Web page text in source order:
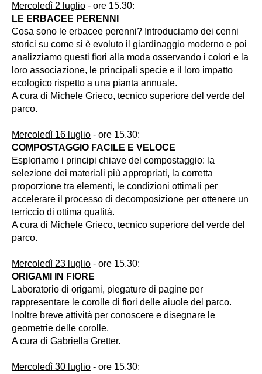
Mercoledì 2 luglio - ore 15.30:
LE ERBACEE PERENNI
Cosa sono le erbacee perenni? Introduciamo dei cenni
storici su come si è evoluto il giardinaggio moderno e poi
analizziamo questi fiori alla moda osservando i colori e la
loro associazione, le principali specie e il loro impatto
ecologico rispetto a una pianta annuale.
A cura di Michele Grieco, tecnico superiore del verde del
parco.
Mercoledì 16 luglio - ore 15.30:
COMPOSTAGGIO FACILE E VELOCE
Esploriamo i principi chiave del compostaggio: la
selezione dei materiali più appropriati, la corretta
proporzione tra elementi, le condizioni ottimali per
accelerare il processo di decomposizione per ottenere un
terriccio di ottima qualità.
A cura di Michele Grieco, tecnico superiore del verde del
parco.
Mercoledì 23 luglio - ore 15.30:
ORIGAMI IN FIORE
Laboratorio di origami, piegature di pagine per
rappresentare le corolle di fiori delle aiuole del parco.
Inoltre breve attività per conoscere e disegnare le
geometrie delle corolle.
A cura di Gabriella Gretter.
Mercoledì 30 luglio - ore 15.30: